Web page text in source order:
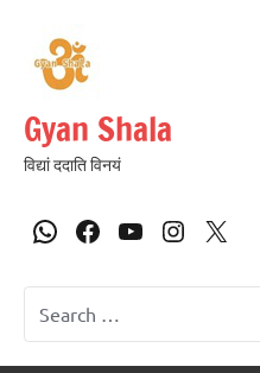
Gyan Shala
विद्यां ददाति विनयं